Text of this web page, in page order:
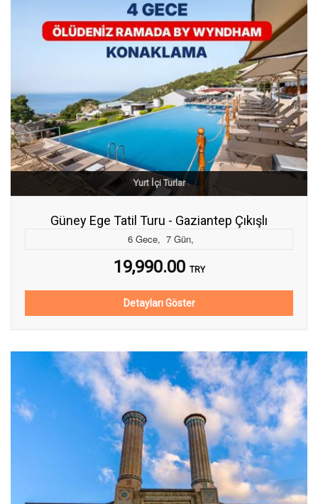
Yurt İçi Turlar
Güney Ege Tatil Turu - Gaziantep Çıkışlı
6 Gece, 7 Gün,
19,990.00 TRY
Detayları Göster